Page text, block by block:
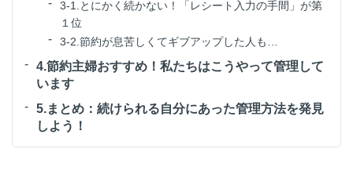
3-1.とにかく続かない！「レシート入力の手間」が第
１位
3-2.節約が息苦しくてギブアップした人も…
4.節約主婦おすすめ！私たちはこうやって管理して
います
5.まとめ：続けられる自分にあった管理方法を発見
しよう！